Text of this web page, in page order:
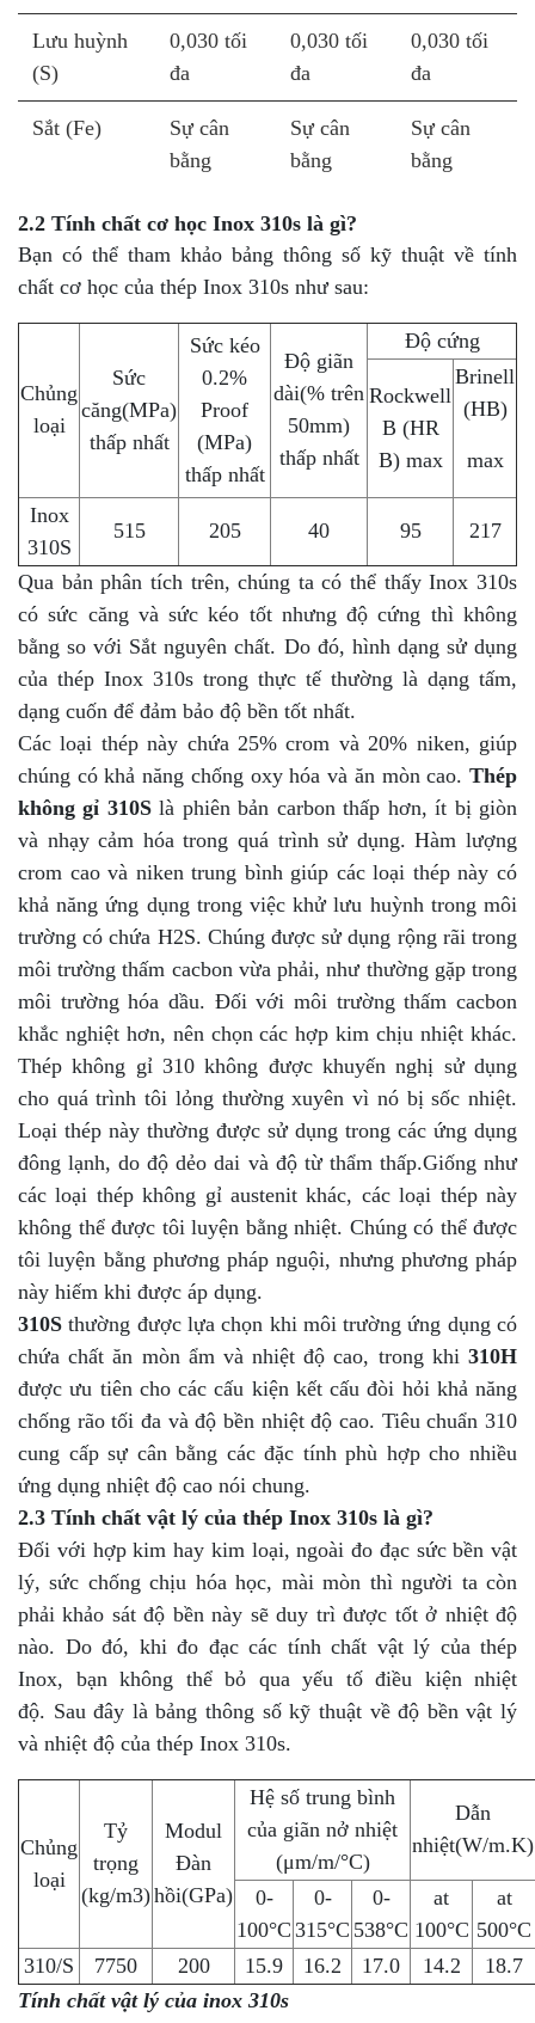
Lưu huỳnh
(S)
0,030 tối
đa
0,030 tối
đa
0,030 tối
đa
Sắt (Fe)
Sự cân
bằng
Sự cân
bằng
Sự cân
bằng
2.2 Tính chất cơ học Inox 310s là gì?
Bạn có thể tham khảo bảng thông số kỹ thuật về tính
chất cơ học của thép Inox 310s như sau:
Chủng
loại
Sức
căng(MPa)
thấp nhất
Sức kéo
0.2%
Proof
(MPa)
thấp nhất
Độ giãn
dài(% trên
50mm)
thấp nhất
Độ cứng
Rockwell
B (HR
B) max
Brinell
(HB)
max
Inox
310S
515 205 40 95 217
Qua bản phân tích trên, chúng ta có thể thấy Inox 310s
có sức căng và sức kéo tốt nhưng độ cứng thì không
bằng so với Sắt nguyên chất. Do đó, hình dạng sử dụng
của thép Inox 310s trong thực tế thường là dạng tấm,
dạng cuốn để đảm bảo độ bền tốt nhất.
Các loại thép này chứa 25% crom và 20% niken, giúp
chúng có khả năng chống oxy hóa và ăn mòn cao. Thép
không gỉ 310Slà phiên bản carbon thấp hơn, ít bị giòn
và nhạy cảm hóa trong quá trình sử dụng. Hàm lượng
crom cao và niken trung bình giúp các loại thép này có
khả năng ứng dụng trong việc khử lưu huỳnh trong môi
trường có chứa H2S. Chúng được sử dụng rộng rãi trong
môi trường thấm cacbon vừa phải, như thường gặp trong
môi trường hóa dầu. Đối với môi trường thấm cacbon
khắc nghiệt hơn, nên chọn các hợp kim chịu nhiệt khác.
Thép không gỉ 310 không được khuyến nghị sử dụng
cho quá trình tôi lỏng thường xuyên vì nó bị sốc nhiệt.
Loại thép này thường được sử dụng trong các ứng dụng
đông lạnh, do độ dẻo dai và độ từ thẩm thấp.Giống như
các loại thép không gỉ austenit khác, các loại thép này
không thể được tôi luyện bằng nhiệt. Chúng có thể được
tôi luyện bằng phương pháp nguội, nhưng phương pháp
này hiếm khi được áp dụng.
310S thường được lựa chọn khi môi trường ứng dụng có
chứa chất ăn mòn ẩm và nhiệt độ cao, trong khi 310H
được ưu tiên cho các cấu kiện kết cấu đòi hỏi khả năng
chống rão tối đa và độ bền nhiệt độ cao. Tiêu chuẩn 310
cung cấp sự cân bằng các đặc tính phù hợp cho nhiều
ứng dụng nhiệt độ cao nói chung.
2.3 Tính chất vật lý của thép Inox 310s là gì?
Đối với hợp kim hay kim loại, ngoài đo đạc sức bền vật
lý, sức chống chịu hóa học, mài mòn thì người ta còn
phải khảo sát độ bền này sẽ duy trì được tốt ở nhiệt độ
nào. Do đó, khi đo đạc các tính chất vật lý của thép
Inox, bạn không thể bỏ qua yếu tố điều kiện nhiệt
độ. Sau đây là bảng thông số kỹ thuật về độ bền vật lý
và nhiệt độ của thép Inox 310s.
Chủng
loại
Tỷ
trọng
(kg/m3)
Modul
Đàn
hồi(GPa)
Hệ số trung bình
của giãn nở nhiệt
(μm/m/°C)
Dẫn
nhiệt(W/m.K)
0-
100°C
0-
315°C
0-
538°C
at
100°C
at
500°C
310/S
7750 200 15.9 16.2 17.0 14.2
18.7
Tính chất vật lý của inox 310s